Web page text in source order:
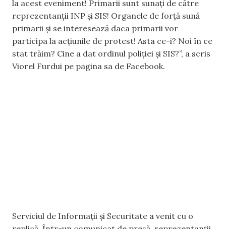
la acest eveniment! Primarii sunt sunați de către
reprezentanții INP și SIS! Organele de forță sună
primarii și se interesează daca primarii vor
participa la acțiunile de protest! Asta ce-i? Noi în ce
stat trăim? Cine a dat ordinul poliției și SIS?”, a scris
Viorel Furdui pe pagina sa de Facebook.
Serviciul de Informații și Securitate a venit cu o